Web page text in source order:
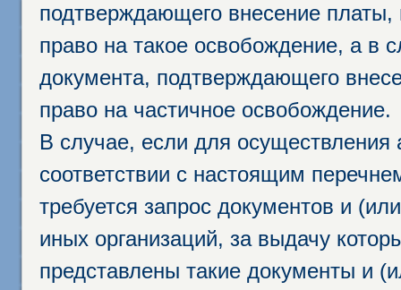
подтверждающего внесение
право на такое освобождение, а в
документа, подтверждающего
право на частичное освобождение.
В случае, если для осуществления
соответствии с настоящим
требуется запрос документов и
иных организаций, за выдачу
представлены такие документы и